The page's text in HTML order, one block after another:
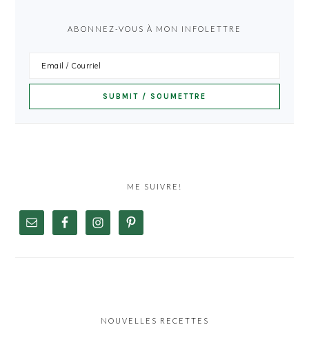
ABONNEZ-VOUS À MON INFOLETTRE
ME SUIVRE!
NOUVELLES RECETTES